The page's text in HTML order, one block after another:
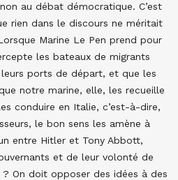
au débat démocratique. C’est
rien dans le discours ne méritait
Marine Le Pen prend pour
les bateaux de migrants
ports de départ, et que les
notre marine, elle, les recueille
conduire en Italie, c’est-à-dire,
le bon sens les amène à
entre Hitler et Tony Abbott,
et de leur volonté de
On doit opposer des idées à des